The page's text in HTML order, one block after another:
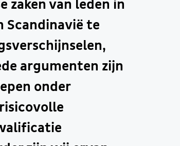
zaken van leden in
Scandinavië te
argumenten zijn
onder